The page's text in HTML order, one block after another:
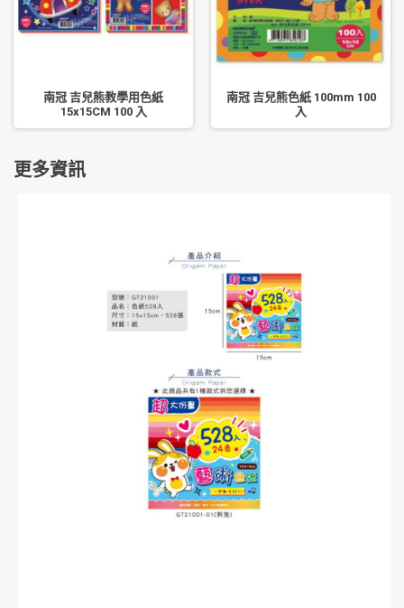
南冠 吉兒熊教學用色紙
15x15CM 100 入
南冠 吉兒熊色紙 100mm 100
入
更多資訊